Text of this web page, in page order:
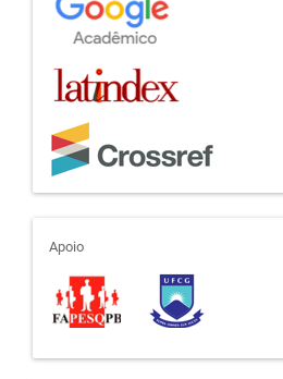
apoio
Apoio